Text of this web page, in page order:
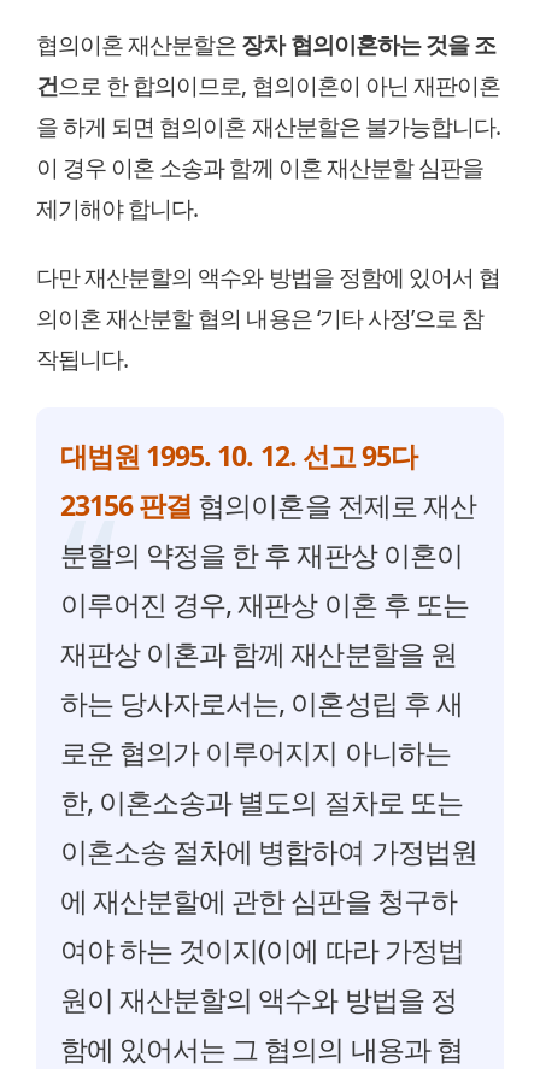
협의이혼 재산분할은장차 협의이혼하는 것을 조
건으로 한 합의이므로, 협의이혼이 아닌 재판이혼
을 하게 되면 협의이혼 재산분할은 불가능합니다.
이 경우 이혼 소송과 함께 이혼 재산분할 심판을
제기해야 합니다.
다만 재산분할의 액수와 방법을 정함에 있어서 협
의이혼 재산분할 협의 내용은 ‘기타 사정’으로 참
작됩니다.
대법원 1995. 10. 12. 선고 95다
23156 판결 협의이혼을 전제로 재산
분할의 약정을 한 후 재판상 이혼이
이루어진 경우, 재판상 이혼 후 또는
재판상 이혼과 함께 재산분할을 원
하는 당사자로서는, 이혼성립 후 새
로운 협의가 이루어지지 아니하는
한, 이혼소송과 별도의 절차로 또는
이혼소송 절차에 병합하여 가정법원
에 재산분할에 관한 심판을 청구하
여야 하는 것이지(이에 따라 가정법
원이 재산분할의 액수와 방법을 정
함에 있어서는 그 협의의 내용과 협